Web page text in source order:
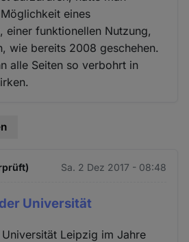
eines
einer funktionellen Nutzung,
wie bereits 2008 geschehen.
alle Seiten so verbohrt in
Sa. 2 Dez 2017 - 08:48
Universität
Leipzig im Jahre